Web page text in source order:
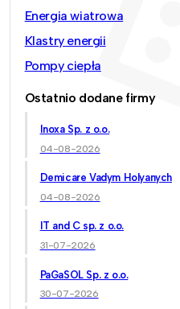
Energia wiatrowa
Klastry energii
Pompy ciepła
Ostatnio dodane firmy
Inoxa Sp. z o.o.
04-08-2026
Demicare Vadym Holyanych
04-08-2026
IT and C sp. z o.o.
31-07-2026
PaGaSOL Sp. z o.o.
30-07-2026